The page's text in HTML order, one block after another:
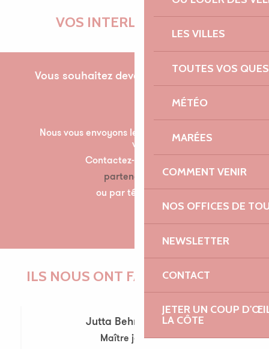
LES VILLES
TOUTES VOS
MÉTÉO
MARÉES
COMMENT VENIR
NOS OFFICES DE
NEWSLETTER
CONTACT
JETER UN COUP
LA CÔTE
VOS INTERLOCUTRICES
Vous souhaitez devenir partenaire pour la
première fois ?
Nous vous envoyons les documents nécessaire à
votre partenariat par mail.
Contactez-nous à l’adresse suivante :
partenariats@lannion-tregor.com
ou par téléphone au 07 86 04 60 30
ILS NOUS ONT FAIT CONFIANCE !
Jutta Behr-Schaeidt
Maître joaillière